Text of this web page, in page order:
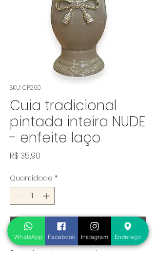
SKU: CP260
Cuia tradicional
pintada inteira NUDE
- enfeite laço
R$ 35,90
Quantidade *
Adicionar ao carrinho
Sem descricao cadastrada.
WhatsApp Facebook Instagram Endereço